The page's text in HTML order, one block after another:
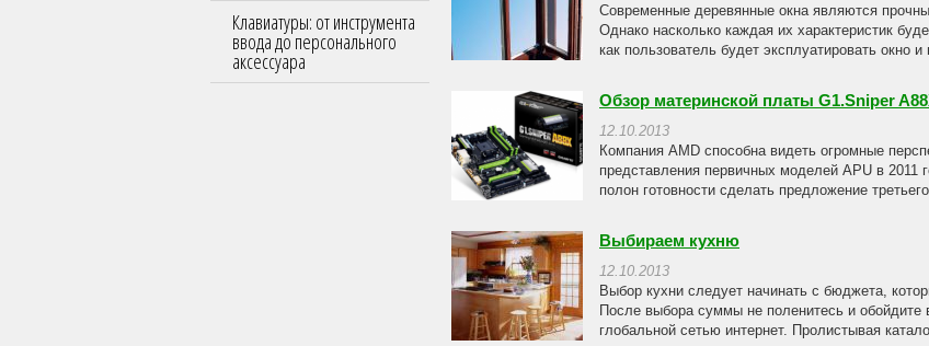
Клавиатуры: от инструмента
ввода до персонального
аксессуара
Современные деревянные окна являются
Однако насколько каждая их характеристик
как пользователь будет эксплуатировать окно
Обзор материнской платы G1.Sniper
12.10.2013
Компания AMD способна видеть огромные
представления первичных моделей APU в 2011
полон готовности сделать предложение третьего
Выбираем кухню
12.10.2013
Выбор кухни следует начинать с бюджета,
После выбора суммы не поленитесь и
глобальной сетью интернет. Пролистывая